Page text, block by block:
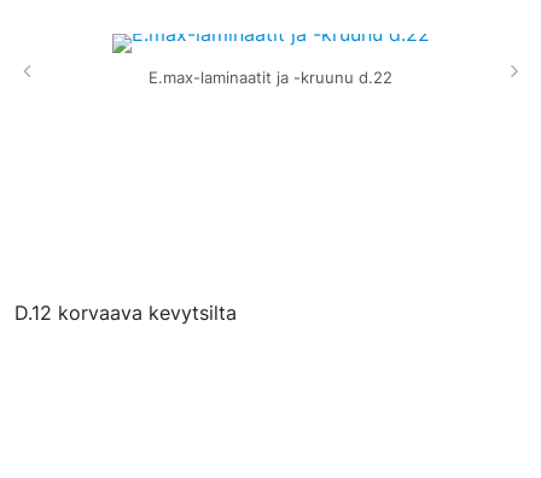
E.max-laminaatit ja -kruunu d.22
D.12 korvaava kevytsilta